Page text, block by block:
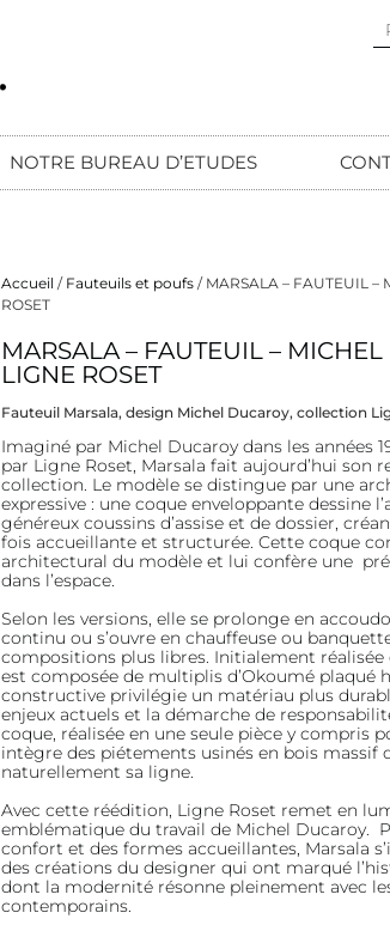
NOTRE BUREAU D’ETUDES
Accueil / Fauteuils et poufs / MARSALA – FAUTEUIL –
ROSET
MARSALA – FAUTEUIL –
LIGNE ROSET
Fauteuil Marsala, design Michel Ducaroy, collection
Description
Imaginé par Michel Ducaroy dans les années
par Ligne Roset, Marsala fait aujourd’hui son
collection. Le modèle se distingue par une
expressive : une coque enveloppante dessine
généreux coussins d’assise et de dossier,
fois accueillante et structurée. Cette coque
architectural du modèle et lui confère une
dans l’espace.
Selon les versions, elle se prolonge en
continu ou s’ouvre en chauffeuse ou
compositions plus libres. Initialement réalisée
est composée de multiplis d’Okoumé plaqué
constructive privilégie un matériau plus
enjeux actuels et la démarche de
coque, réalisée en une seule pièce y compris
intègre des piétements usinés en bois massif
naturellement sa ligne.
Avec cette réédition, Ligne Roset remet en
emblématique du travail de Michel Ducaroy.
confort et des formes accueillantes, Marsala
des créations du designer qui ont marqué
dont la modernité résonne pleinement avec
contemporains.